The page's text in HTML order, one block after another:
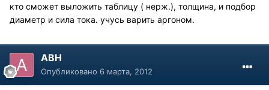
кто сможет выложить таблицу ( нерж.), толщина, и подбор
диаметр и сила тока. учусь варить аргоном.
АВН
Опубликовано 6 марта, 2012